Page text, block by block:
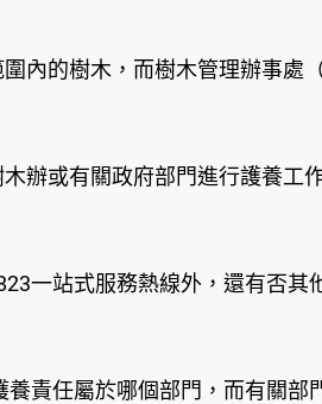
的樹木，而樹木管理辦事處
辦或有關政府部門進行護養工
一站式服務熱線外，還有否其
責任屬於哪個部門，而有關